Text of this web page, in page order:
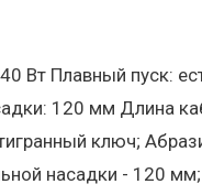
Вт Плавный пуск:
120 мм Длина
ключ;
насадки - 120